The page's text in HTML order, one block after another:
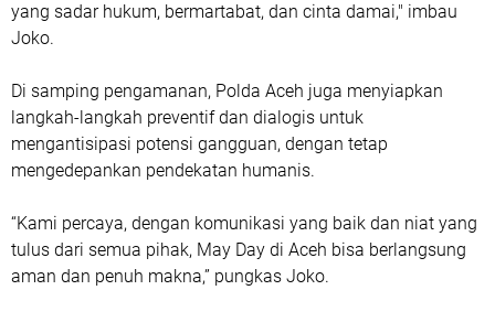
yang sadar hukum, bermartabat, dan cinta damai," imbau
Joko.
Di samping pengamanan, Polda Aceh juga menyiapkan
langkah-langkah preventif dan dialogis untuk
mengantisipasi potensi gangguan, dengan tetap
mengedepankan pendekatan humanis.
“Kami percaya, dengan komunikasi yang baik dan niat yang
tulus dari semua pihak, May Day di Aceh bisa berlangsung
aman dan penuh makna,” pungkas Joko.